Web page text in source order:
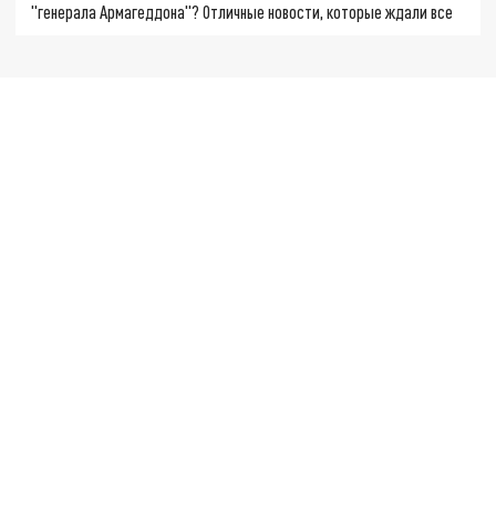
"генерала Армагеддона"? Отличные новости, которые ждали все